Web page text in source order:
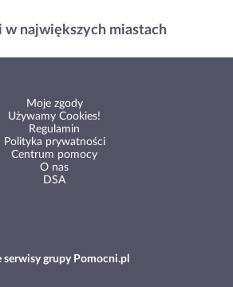
w największych miastach
Moje zgody
Używamy Cookies!
Regulamin
Polityka prywatności
Centrum pomocy
O nas
DSA
serwisy grupy Pomocni.pl